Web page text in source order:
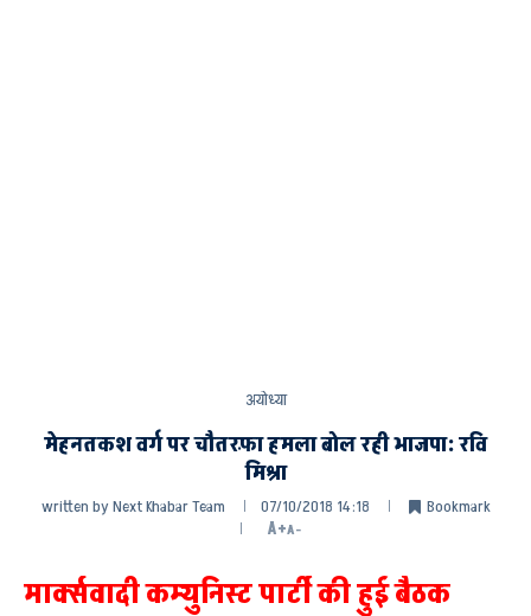
अयोध्या
मेहनतकश वर्ग पर चौतरफ़ा हमला बोल रही भाजपा: रवि
मिश्रा
written byNext Khabar Team 07/10/2018 14:18
Bookmark
A+A-
मार्क्सवादी कम्युनिस्ट पार्टी की हुई बैठक